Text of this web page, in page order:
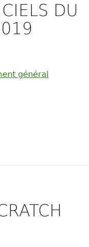
DU
général